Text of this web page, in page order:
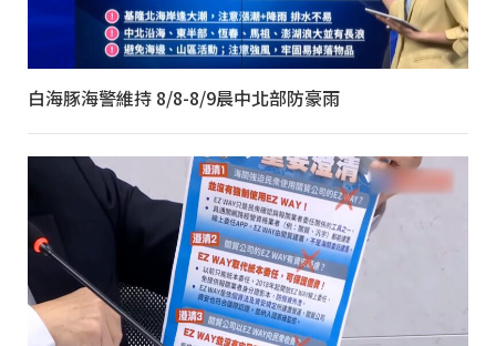
白海豚海警維持 8/8-8/9晨中北部防豪雨